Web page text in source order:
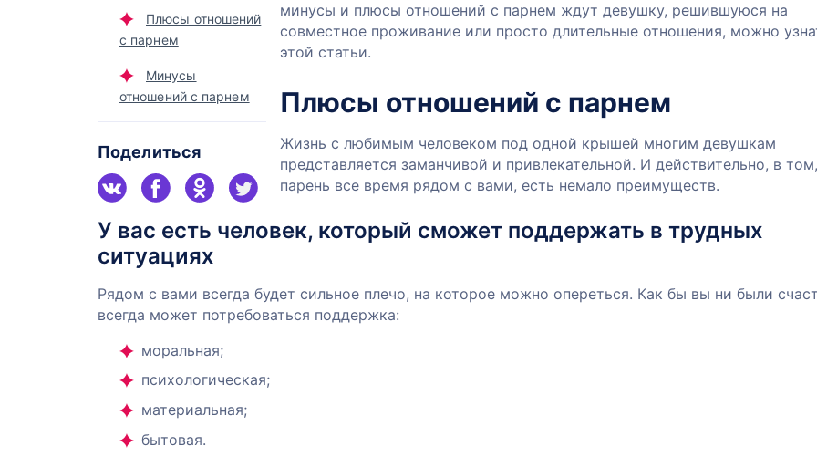
Плюсы отношений
с парнем
Минусы
отношений с парнем
Поделиться
минусы и плюсы отношений с парнем ждут девушку, решившуюся на
совместное проживание или просто длительные отношения, можно
этой статьи.
Плюсы отношений с парнем
Жизнь с любимым человеком под одной крышей многим девушкам
представляется заманчивой и привлекательной. И действительно, в
парень все время рядом с вами, есть немало преимуществ.
У вас есть человек, который сможет поддержать в трудных
ситуациях
Рядом с вами всегда будет сильное плечо, на которое можно опереться. Как бы вы ни были
всегда может потребоваться поддержка:
моральная;
психологическая;
материальная;
бытовая.